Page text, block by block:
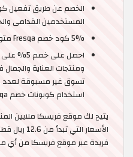
الخصم عن طريق تفعيل
المستخدمين القدامى
5% كود خصم Fresqa متوفر على الموقع أو التطبيق.
احصل على
ومنتجات العناية
تسوق غير مسبوقة لعدد
استخدام كوبونات خصم Fresqa.
يتيح لك موقع فريسكا ملايين
الأسعار
فريدة عبر موقع فريسكا من